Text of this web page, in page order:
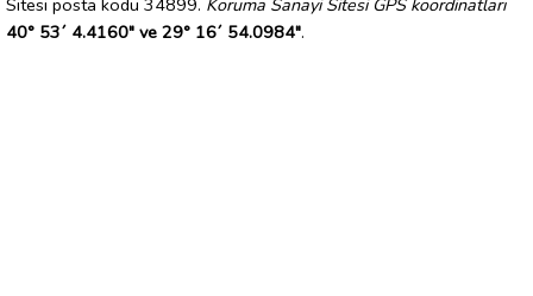
40° 53´ 4.4160" ve 29° 16´ 54.0984".